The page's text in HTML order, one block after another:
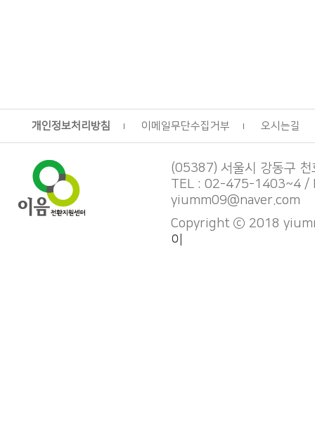
개인정보처리방침 이메일무단수집거부 오시는길
(05387) 서울시 강동구
TEL : 02-475-1403~4 /
yiumm09@naver.com
Copyright ⓒ 2018
이